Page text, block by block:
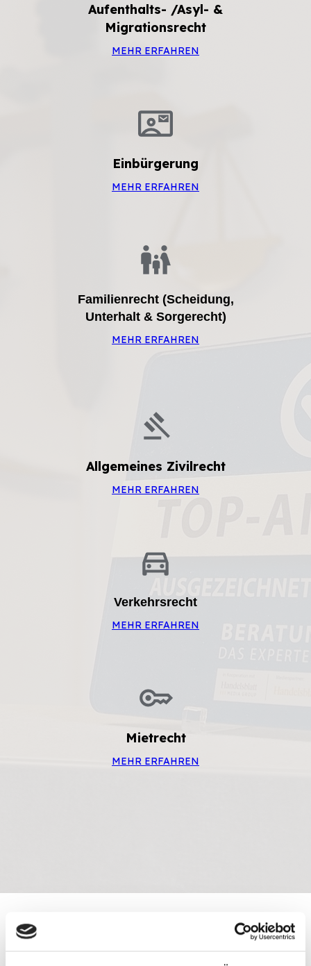
Aufenthalts- /Asyl- &
Migrationsrecht
MEHR ERFAHREN
Einbürgerung
MEHR ERFAHREN
Familienrecht (Scheidung,
Unterhalt & Sorgerecht)
MEHR ERFAHREN
Allgemeines Zivilrecht
MEHR ERFAHREN
Verkehrsrecht
MEHR ERFAHREN
Mietrecht
MEHR ERFAHREN